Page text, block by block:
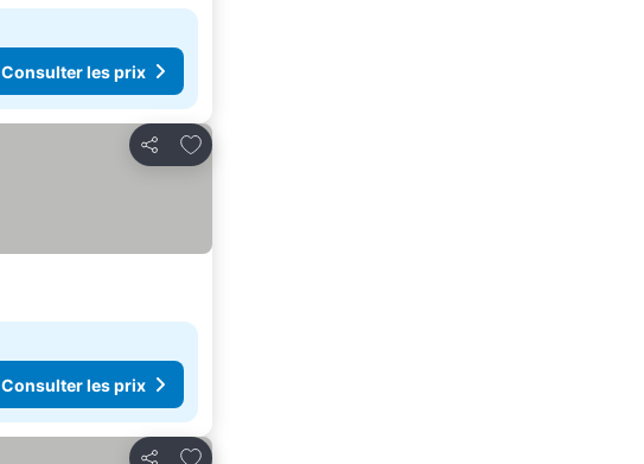
Consulter les prix
Partager
Ajouter à mes favoris
Consulter les prix
Ajouter à mes favoris